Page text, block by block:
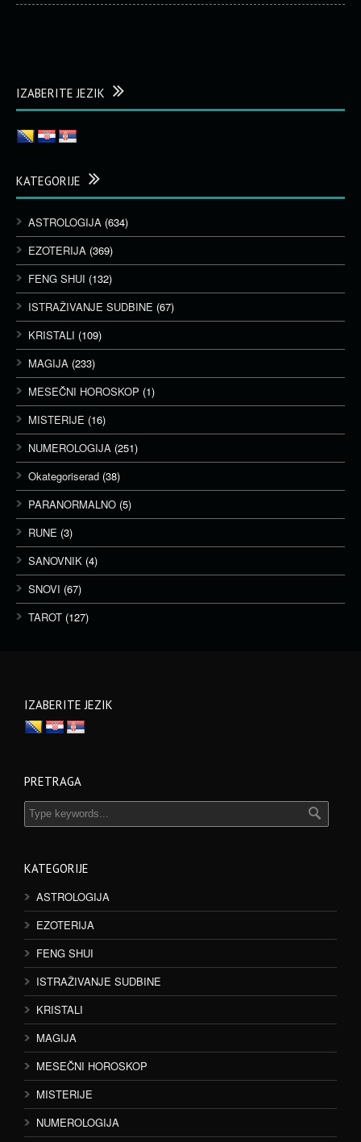
IZABERITE JEZIK
KATEGORIJE
ASTROLOGIJA (634)
EZOTERIJA (369)
FENG SHUI (132)
ISTRAŽIVANJE SUDBINE (67)
KRISTALI (109)
MAGIJA (233)
MESEČNI HOROSKOP (1)
MISTERIJE (16)
NUMEROLOGIJA (251)
Okategoriserad (38)
PARANORMALNO (5)
RUNE (3)
SANOVNIK (4)
SNOVI (67)
TAROT (127)
IZABERITE JEZIK
PRETRAGA
KATEGORIJE
ASTROLOGIJA
EZOTERIJA
FENG SHUI
ISTRAŽIVANJE SUDBINE
KRISTALI
MAGIJA
MESEČNI HOROSKOP
MISTERIJE
NUMEROLOGIJA